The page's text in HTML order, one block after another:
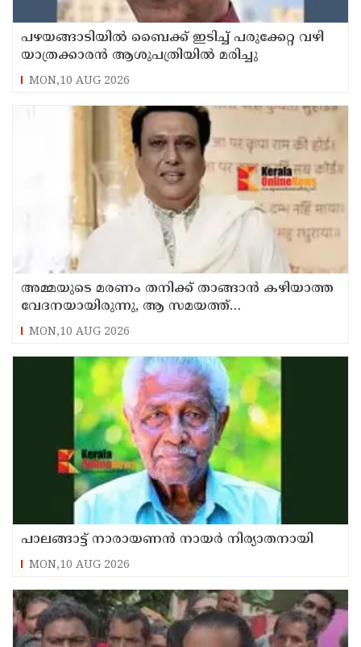
പഴയങ്ങാടിയിൽ ബൈക്ക് ഇടിച്ച് പരുക്കേറ്റ വഴി
യാത്രക്കാരൻ ആശുപത്രിയിൽ മരിച്ചു
MON,10 AUG 2026
അമ്മയുടെ മരണം തനിക്ക് താങ്ങാന്‍ കഴിയാത്ത
വേദനയായിരുന്നു, ആ സമയത്ത്
ജീവനൊടുക്കാന്‍ തോന്നി ; വെളിപ്പെടുത്തി
ഗോവിന്ദ
MON,10 AUG 2026
പാലങ്ങാട്ട് നാരായണൻ നായർ നിര്യാതനായി
MON,10 AUG 2026